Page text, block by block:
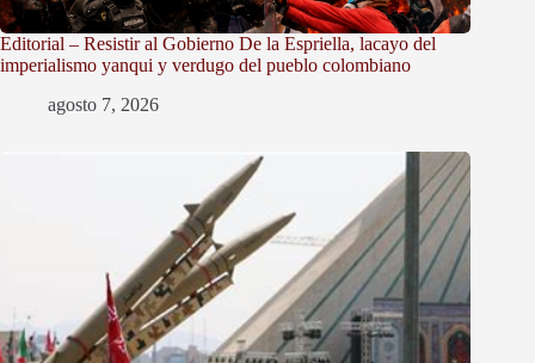
Editorial – Resistir al Gobierno De la Espriella, lacayo del
imperialismo yanqui y verdugo del pueblo colombiano
agosto 7, 2026